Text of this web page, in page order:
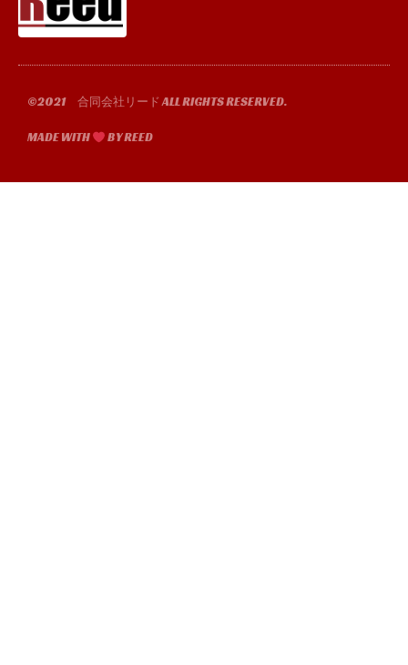
o
o
k
f
e
r e
©2021 合同会社リード ALL RIGHTS RESERVED.
MADE WITH BY REED​​